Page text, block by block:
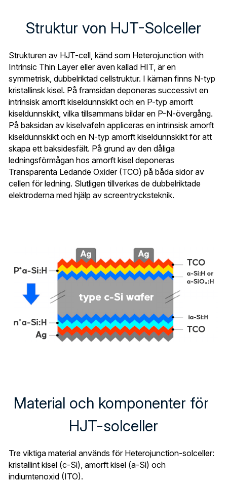
Türkçe
Polski
Русский
Slovensko
Struktur von HJT-Solceller
Strukturen av HJT-cell, känd som Heterojunction with
Intrinsic Thin Layer eller även kallad HIT, är en
symmetrisk, dubbelriktad cellstruktur. I kärnan finns N-typ
kristallinsk kisel. På framsidan deponeras successivt en
intrinsisk amorft kiseldunnskikt och en P-typ amorft
kiseldunnskikt, vilka tillsammans bildar en P-N-övergång.
På baksidan av kiselvafeln appliceras en intrinsisk amorft
kiseldunnskikt och en N-typ amorft kiseldunnskikt för att
skapa ett baksidesfält. På grund av den dåliga
ledningsförmågan hos amorft kisel deponeras
Transparenta Ledande Oxider (TCO) på båda sidor av
cellen för ledning. Slutligen tillverkas de dubbelriktade
elektroderna med hjälp av screentrycksteknik.
Material och komponenter för
HJT-solceller
Tre viktiga material används för Heterojunction-solceller:
kristallint kisel (c-Si), amorft kisel (a-Si) och
indiumtenoxid (ITO).